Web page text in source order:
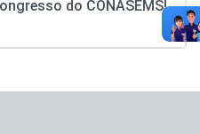
do CONASEMS!